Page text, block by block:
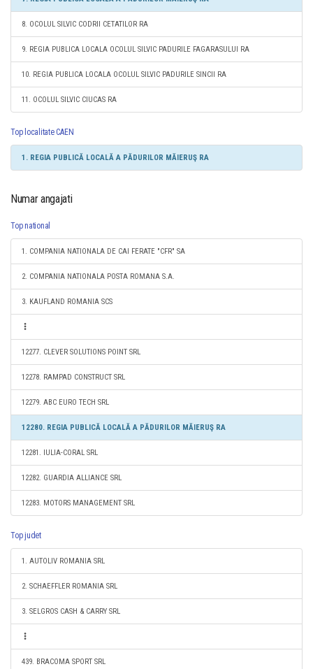
8. OCOLUL SILVIC CODRII CETATILOR RA
9. REGIA PUBLICA LOCALA OCOLUL SILVIC PADURILE FAGARASULUI RA
10. REGIA PUBLICA LOCALA OCOLUL SILVIC PADURILE SINCII RA
11. OCOLUL SILVIC CIUCAS RA
Top localitate CAEN
1. REGIA PUBLICĂ LOCALĂ A PĂDURILOR MĂIERUŞ RA
Numar angajati
Top national
1. COMPANIA NATIONALA DE CAI FERATE "CFR" SA
2. COMPANIA NATIONALA POSTA ROMANA S.A.
3. KAUFLAND ROMANIA SCS
12277. CLEVER SOLUTIONS POINT SRL
12278. RAMPAD CONSTRUCT SRL
12279. ABC EURO TECH SRL
12280. REGIA PUBLICĂ LOCALĂ A PĂDURILOR MĂIERUŞ RA
12281. IULIA-CORAL SRL
12282. GUARDIA ALLIANCE SRL
12283. MOTORS MANAGEMENT SRL
Top judet
1. AUTOLIV ROMANIA SRL
2. SCHAEFFLER ROMANIA SRL
3. SELGROS CASH & CARRY SRL
439. BRACOMA SPORT SRL